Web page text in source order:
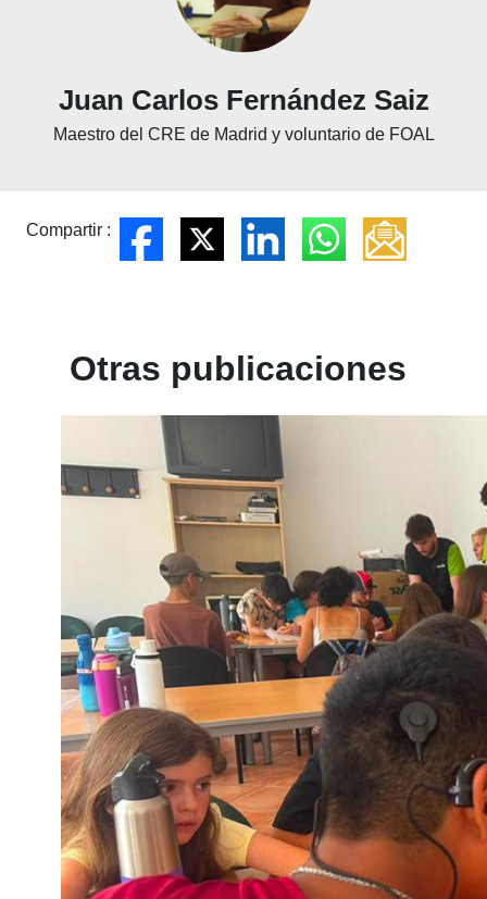
Juan Carlos Fernández Saiz
Maestro del CRE de Madrid y voluntario de FOAL
Compartir :
Otras publicaciones